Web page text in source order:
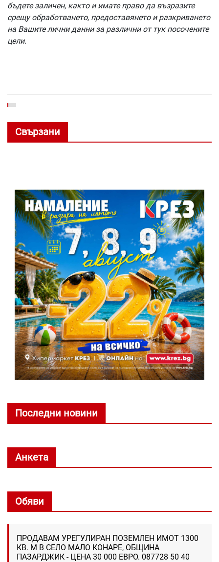
бъдете заличен, както и имате право да възразите
срещу обработването, предоставянето и разкриването
на Вашите лични данни за различни от тук посочените
цели.
Свързани
Последни новини
Анкета
Обяви
ПРОДАВАМ УРЕГУЛИРАН ПОЗЕМЛЕН ИМОТ 1300
КВ. М В СЕЛО МАЛО КОНАРЕ, ОБЩИНА
ПАЗАРДЖИК - ЦЕНА 30 000 ЕВРО. 087728 50 40